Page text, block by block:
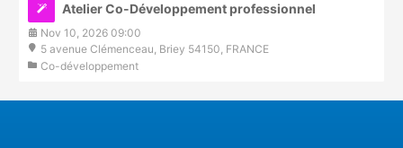
Atelier Co-Développement professionnel
Nov 10, 2026 09:00
5 avenue Clémenceau, Briey 54150, FRANCE
Co-développement